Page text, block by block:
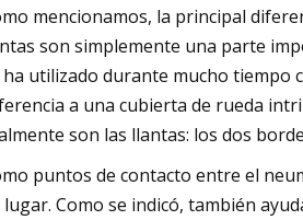
mencionamos, la principal
son simplemente una parte
ha utilizado durante mucho tiempo
a una cubierta de rueda
son las llantas: los dos
puntos de contacto entre el
lugar. Como se indicó, también